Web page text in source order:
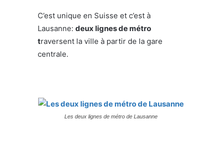
C’est unique en Suisse et c’est à
Lausanne: deux lignes de métro
traversent la ville à partir de la gare
centrale.
Les deux lignes de métro de Lausanne